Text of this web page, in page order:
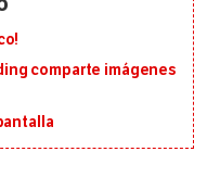
comparte imágenes